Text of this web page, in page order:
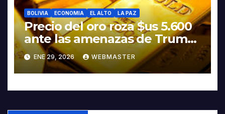
BOLIVIA ECONOMIA EL ALTO LA PAZ
Precio del oro roza $us 5.600
ante las amenazas de Trump
contra Irán
ENE 29, 2026 WEBMASTER